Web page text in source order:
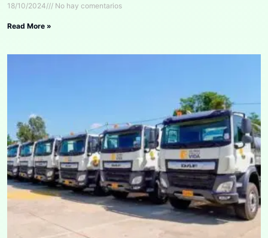
18/10/2024 No hay comentarios
Read More »